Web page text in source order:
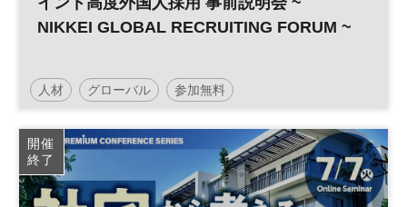
NIKKEI GLOBAL RECRUITING FORUM ~
人材 グローバル 参加無料
開催
終了